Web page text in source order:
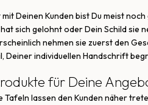
Deinen Kunden bist Du meist
sich gelohnt oder Dein Schild sie
nehmen sie zuerst den
Deiner individuellen Handschrift
für Deine
Tafeln lassen den Kunden näher